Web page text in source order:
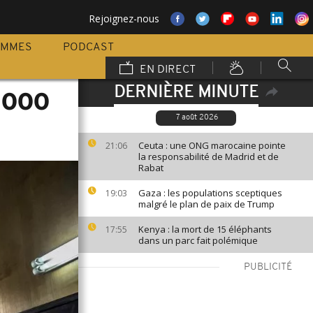
Rejoignez-nous
PODCAST
EN DIRECT
DERNIÈRE MINUTE
7 août 2026
21:06
Ceuta : une ONG marocaine pointe
la responsabilité de Madrid et de
Rabat
19:03
Gaza : les populations sceptiques
malgré le plan de paix de Trump
17:55
Kenya : la mort de 15 éléphants
dans un parc fait polémique
PUBLICITÉ